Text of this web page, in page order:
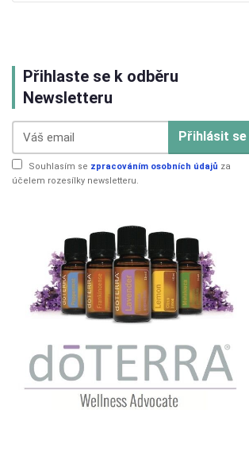
Přihlaste se k odběru
Newsletteru
Přihlásit se
Souhlasím se zpracováním osobních údajů za
účelem rozesílky newsletteru.